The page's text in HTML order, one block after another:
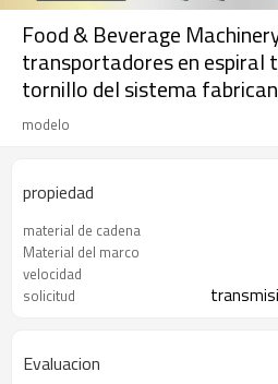
Food & Beverage
transportadores en espiral
tornillo del sistema
modelo
propiedad
material de cadena
Material del marco
velocidad
solicitud
Evaluacion